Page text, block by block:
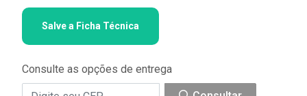
Salve a Ficha Técnica
Consulte as opções de entrega